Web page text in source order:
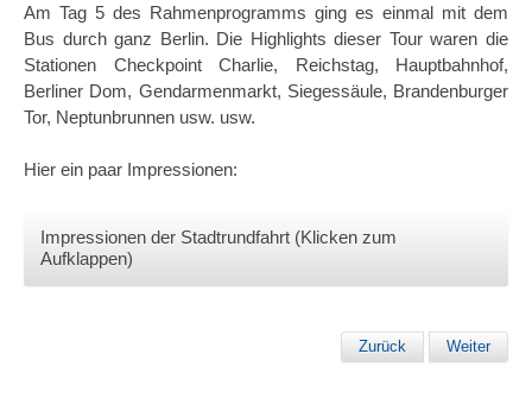
Am Tag 5 des Rahmenprogramms ging es einmal mit dem
Bus durch ganz Berlin. Die Highlights dieser Tour waren die
Stationen Checkpoint Charlie, Reichstag, Hauptbahnhof,
Berliner Dom, Gendarmenmarkt, Siegessäule, Brandenburger
Tor, Neptunbrunnen usw. usw.
Hier ein paar Impressionen:
Impressionen der Stadtrundfahrt (Klicken zum
Aufklappen)
Zurück Weiter